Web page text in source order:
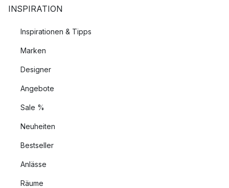
INSPIRATION
Inspirationen & Tipps
Marken
Designer
Angebote
Sale %
Neuheiten
Bestseller
Anlässe
Räume